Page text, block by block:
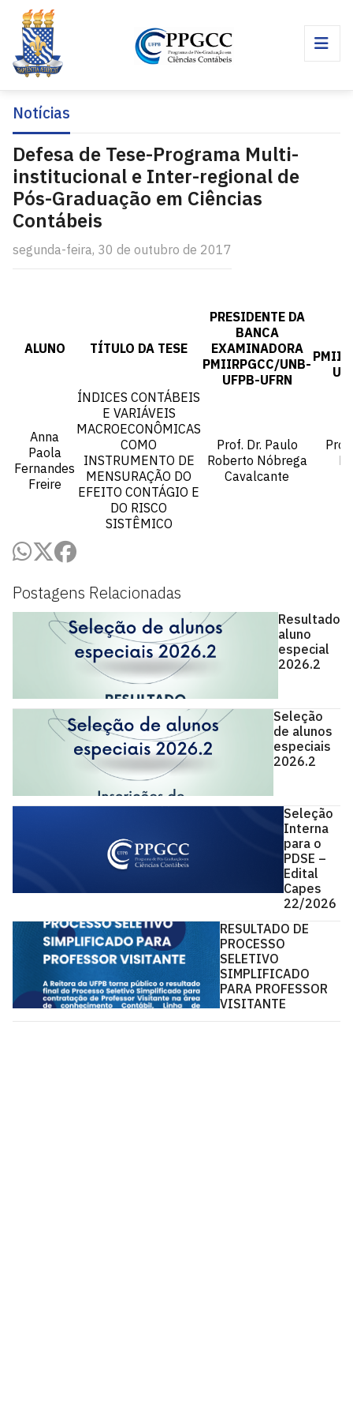
Postagens Relacionadas
Resultado
aluno
especial
2026.2
Seleção
de alunos
especiais
2026.2
Seleção
Interna
para o
PDSE –
Edital
Capes
22/2026
RESULTADO DE
PROCESSO
SELETIVO
SIMPLIFICADO
PARA PROFESSOR
VISITANTE
Notícias
Defesa de Tese-Programa Multi-
institucional e Inter-regional de
Pós-Graduação em Ciências
Contábeis
segunda-feira, 30 de outubro de 2017
ALUNO TÍTULO DA TESE
PRESIDENTE DA
BANCA
EXAMINADORA
PMIIRPGCC/UNB-
UFPB-UFRN
Anna
Paola
Fernandes
Freire
ÍNDICES CONTÁBEIS
E VARIÁVEIS
MACROECONÔMICAS
COMO
INSTRUMENTO DE
MENSURAÇÃO DO
EFEITO CONTÁGIO E
DO RISCO
SISTÊMICO
Prof. Dr. Paulo
Roberto Nóbrega
Cavalcante